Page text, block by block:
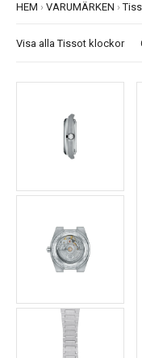
HEM › VARUMÄRKEN ›
Visa alla Tissot klockor